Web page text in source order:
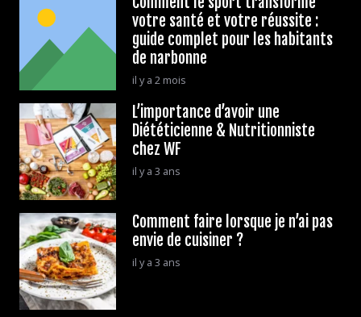
votre santé et votre réussite :
guide complet pour les habitants
de narbonne
il y a 2 mois
L’importance d’avoir une
Diététicienne & Nutritionniste
chez WF
il y a 3 ans
Comment faire lorsque je n’ai pas
envie de cuisiner ?
il y a 3 ans